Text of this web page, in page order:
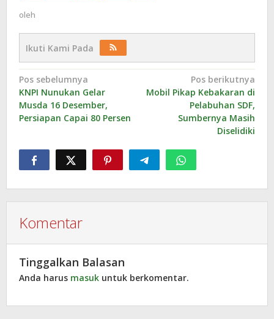
oleh
Ikuti Kami Pada
Navigasi
pos
Pos sebelumnya
KNPI Nunukan Gelar
Musda 16 Desember,
Persiapan Capai 80 Persen
Pos berikutnya
Mobil Pikap Kebakaran di
Pelabuhan SDF,
Sumbernya Masih
Diselidiki
Komentar
Tinggalkan Balasan
Anda harus masuk untuk berkomentar.